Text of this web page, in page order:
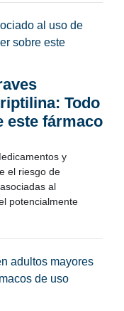
Todo
este fármaco
y
el riesgo de
al
potencialmente